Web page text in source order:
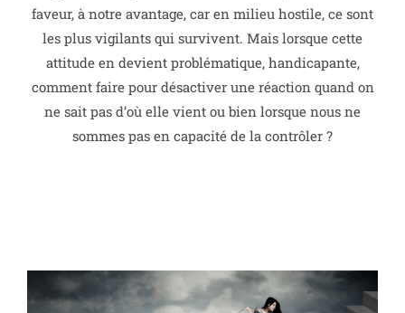
faveur, à notre avantage, car en milieu hostile, ce sont
les plus vigilants qui survivent. Mais lorsque cette
attitude en devient problématique, handicapante,
comment faire pour désactiver une réaction quand on
ne sait pas d’où elle vient ou bien lorsque nous ne
sommes pas en capacité de la contrôler ?